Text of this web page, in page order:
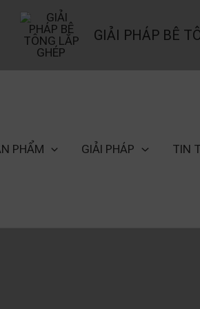
GIẢI PHÁP BÊ
PHẨM GIẢI PHÁP TIN